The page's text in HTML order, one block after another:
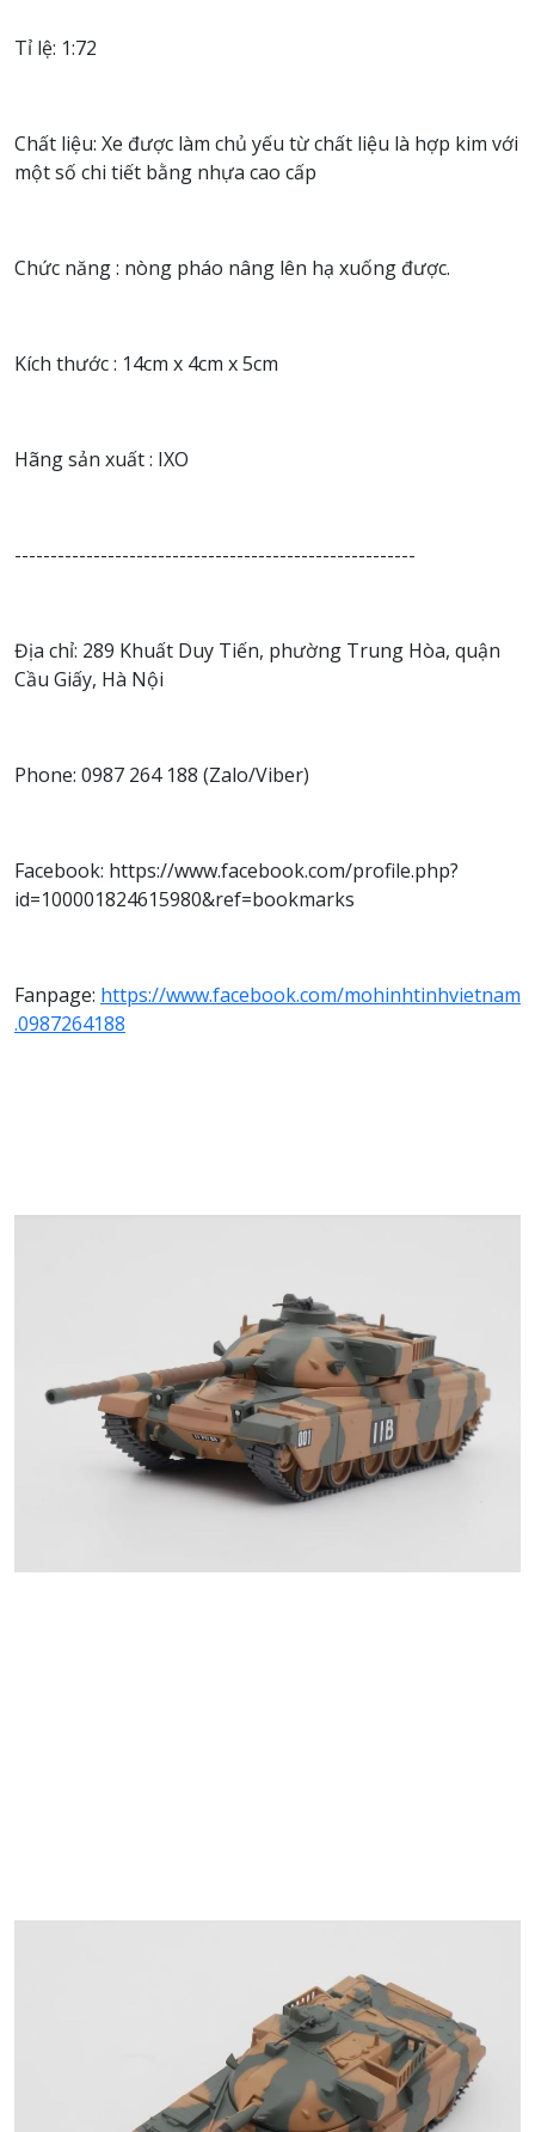
Tỉ lệ: 1:72
Chất liệu: Xe được làm chủ yếu từ chất liệu là hợp kim với
một số chi tiết bằng nhựa cao cấp
Chức năng : nòng pháo nâng lên hạ xuống được.
Kích thước : 14cm x 4cm x 5cm
Hãng sản xuất : IXO
--------------------------------------------------------
Địa chỉ: 289 Khuất Duy Tiến, phường Trung Hòa, quận
Cầu Giấy, Hà Nội
Phone: 0987 264 188 (Zalo/Viber)
Facebook: https://www.facebook.com/profile.php?
id=100001824615980&ref=bookmarks
Fanpage: https://www.facebook.com/mohinhtinhvietnam
.0987264188